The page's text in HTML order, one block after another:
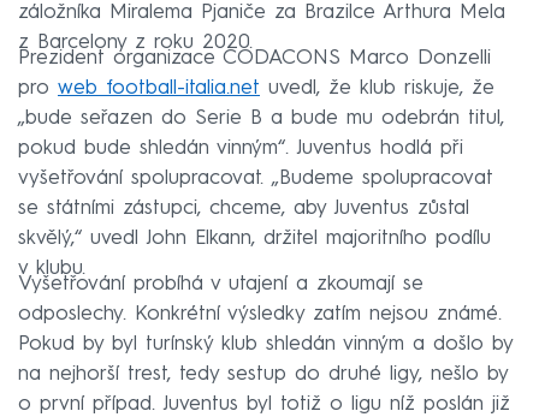
záložníka Miralema Pjaniče za Brazilce Arthura Mela
z Barcelony z roku 2020.
Prezident organizace CODACONS Marco Donzelli
pro web football-italia.net uvedl, že klub riskuje, že
„bude seřazen do Serie B a bude mu odebrán titul,
pokud bude shledán vinným“. Juventus hodlá při
vyšetřování spolupracovat. „Budeme spolupracovat
se státními zástupci, chceme, aby Juventus zůstal
skvělý,“ uvedl John Elkann, držitel majoritního podílu
v klubu.
Vyšetřování probíhá v utajení a zkoumají se
odposlechy. Konkrétní výsledky zatím nejsou známé.
Pokud by byl turínský klub shledán vinným a došlo by
na nejhorší trest, tedy sestup do druhé ligy, nešlo by
o první případ. Juventus byl totiž o ligu níž poslán již